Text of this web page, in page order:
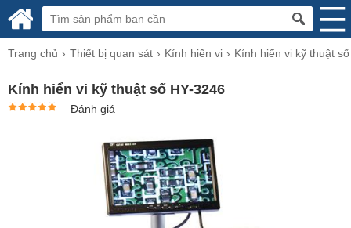
Trang chủ Thiết bị quan sát Kính hiển vi Kính hiển vi kỹ thuật số
Kính hiển vi kỹ thuật số HY-3246
Đánh giá